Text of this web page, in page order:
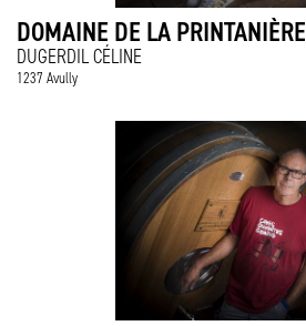
DOMAINE DE LA PRINTANIÈRE
DUGERDIL CÉLINE
1237 Avully